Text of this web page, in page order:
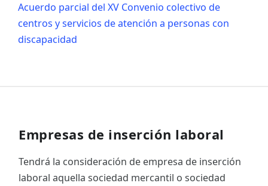
Acuerdo parcial del XV Convenio colectivo de
centros y servicios de atención a personas con
discapacidad
Empresas de inserción laboral
Tendrá la consideración de empresa de inserción
laboral aquella sociedad mercantil o sociedad